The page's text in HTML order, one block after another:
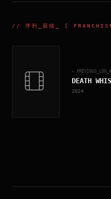
// 序列_延续 _ [
←
DEATH
2024